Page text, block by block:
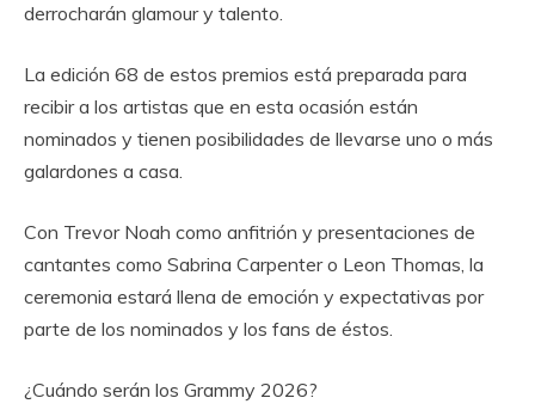
derrocharán glamour y talento.
La edición 68 de estos premios está preparada para
recibir a los artistas que en esta ocasión están
nominados y tienen posibilidades de llevarse uno o más
galardones a casa.
Con Trevor Noah como anfitrión y presentaciones de
cantantes como Sabrina Carpenter o Leon Thomas, la
ceremonia estará llena de emoción y expectativas por
parte de los nominados y los fans de éstos.
¿Cuándo serán los Grammy 2026?